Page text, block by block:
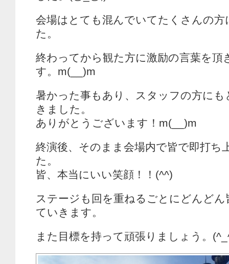
会場はとても混んでいてたくさんの方
た。
終わってから観た方に激励の言葉を頂
す。m(__)m
暑かった事もあり、スタッフの方にも
きました。
ありがとうございます！m(__)m
終演後、そのまま会場内で皆で即打ち
た。
皆、本当にいい笑顔！！(^^)
ステージも回を重ねるごとにどんど
ていきます。
また目標を持って頑張りましょう。